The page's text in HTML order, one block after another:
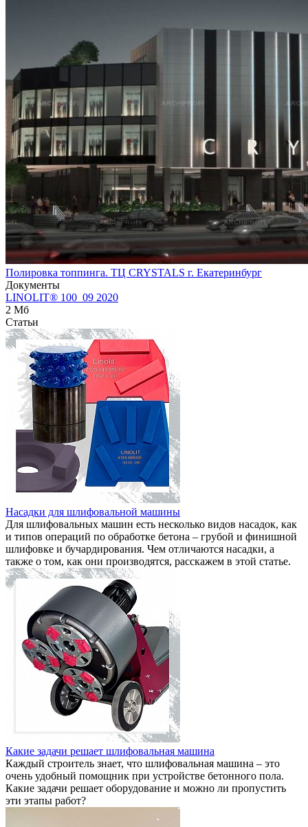
Полировка топпинга. ТЦ CRYSTALS г. Екатеринбург
Документы
LINOLIT® 100_09 2020
2 Мб
Статьи
Насадки для шлифовальной машины
Для шлифовальных машин есть несколько видов насадок, как
и типов операций по обработке бетона – грубой и финишной
шлифовке и бучардирования. Чем отличаются насадки, а
также о том, как они производятся, расскажем в этой статье.
Какие задачи решает шлифовальная машина
Каждый строитель знает, что шлифовальная машина – это
очень удобный помощник при устройстве бетонного пола.
Какие задачи решает оборудование и можно ли пропустить
эти этапы работ?